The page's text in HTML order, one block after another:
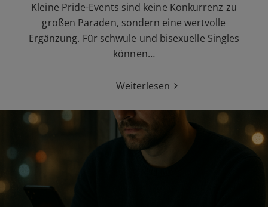
Kleine Pride-Events sind keine Konkurrenz zu
großen Paraden, sondern eine wertvolle
Ergänzung. Für schwule und bisexuelle Singles
können…
Weiterlesen